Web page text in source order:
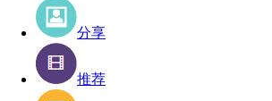
分享
推荐